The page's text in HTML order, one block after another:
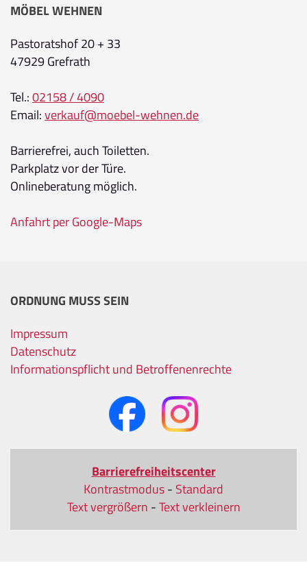
MÖBEL WEHNEN
Pastoratshof 20 + 33
47929 Grefrath
Tel.:02158 / 4090
Email:verkauf@moebel-wehnen.de
Barrierefrei, auch Toiletten.
Parkplatz vor der Türe.
Onlineberatung möglich.
Anfahrt per Google-Maps
ORDNUNG MUSS SEIN
Impressum
Datenschutz
Informationspflicht und Betroffenenrechte
Barrierefreiheitscenter
Kontrastmodus- Standard
Text vergrößern -Text verkleinern